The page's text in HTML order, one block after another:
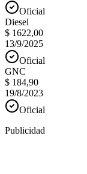
Oficial
Diesel
$ 1622,00
13/9/2025
Oficial
GNC
$ 184,90
19/8/2023
Oficial
Publicidad